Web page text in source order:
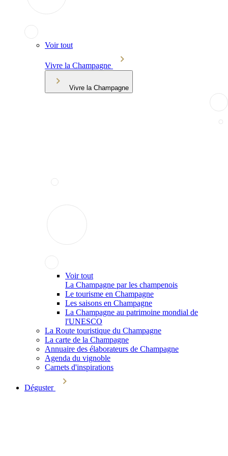
Voir tout
Vivre la Champagne
Vivre la Champagne
Voir tout
La Champagne par les champenois
Le tourisme en Champagne
Les saisons en Champagne
La Champagne au patrimoine mondial de
l'UNESCO
La Route touristique du Champagne
La carte de la Champagne
Annuaire des élaborateurs de Champagne
Agenda du vignoble
Carnets d'inspirations
Déguster